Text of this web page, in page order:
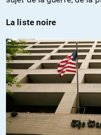
La liste noire